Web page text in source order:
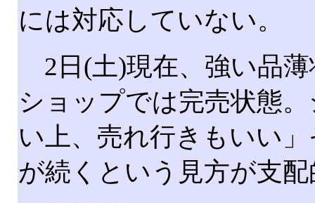
には対応していない。
2日(土)現在、強い品
ショップでは完売状態
い上、売れ行きもいい
が続くという見方が支配